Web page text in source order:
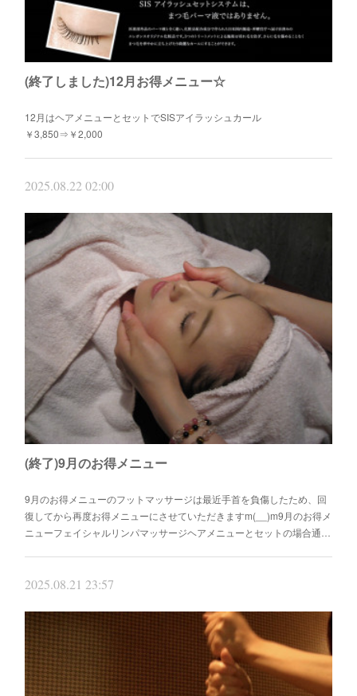
(終了しました)12月お得メニュー☆
12月はヘアメニューとセットでSISアイラッシュカール
￥3,850⇒￥2,000
2025.08.22 02:00
(終了)9月のお得メニュー
9月のお得メニューのフットマッサージは最近手首を負傷したため、回
復してから再度お得メニューにさせていただきますm(__)m9月のお得メ
ニューフェイシャルリンパマッサージヘアメニューとセットの場合通…
2025.08.21 23:57